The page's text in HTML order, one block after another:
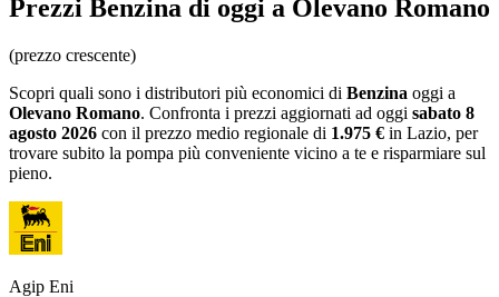
Prezzi Benzina di oggi a Olevano Romano
(prezzo crescente)
Scopri quali sono i distributori più economici di Benzina oggi a
Olevano Romano. Confronta i prezzi aggiornati ad oggi sabato 8
agosto 2026 con il prezzo medio regionale di 1.975 € in Lazio, per
trovare subito la pompa più conveniente vicino a te e risparmiare sul
pieno.
Agip Eni